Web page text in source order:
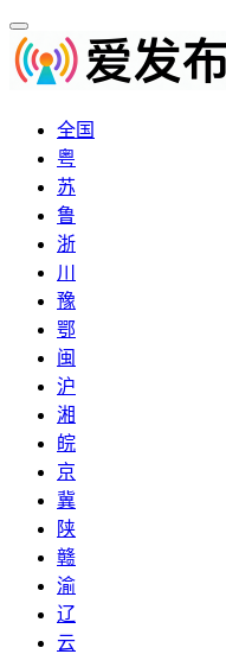
全国
粤
苏
鲁
浙
川
豫
鄂
闽
沪
湘
皖
京
冀
陕
赣
渝
辽
云